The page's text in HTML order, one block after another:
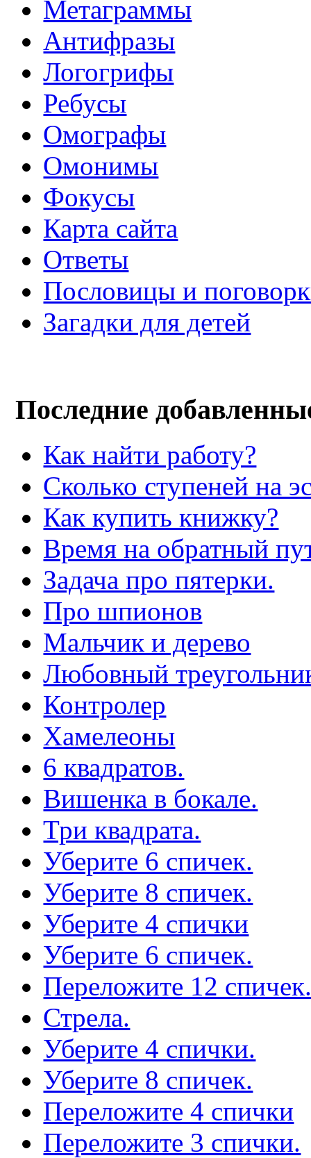
Метаграммы
Антифразы
Логогрифы
Ребусы
Омографы
Омонимы
Фокусы
Карта сайта
Ответы
Пословицы и
Загадки для детей
Последние
Как найти работу?
Сколько ступеней на
Как купить книжку?
Время на обратный
Задача про пятерки.
Про шпионов
Мальчик и дерево
Любовный
Контролер
Хамелеоны
6 квадратов.
Вишенка в бокале.
Три квадрата.
Уберите 6 спичек.
Уберите 8 спичек.
Уберите 4 спички
Уберите 6 спичек.
Переложите 12
Стрела.
Уберите 4 спички.
Уберите 8 спичек.
Переложите 4 спички
Переложите 3 спички.